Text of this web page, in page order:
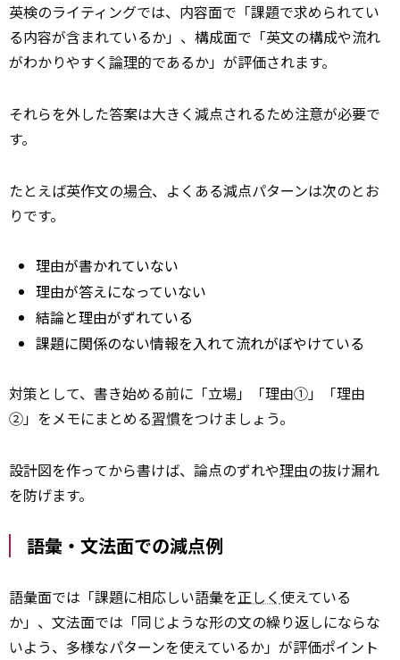
英検のライティングでは、内容面で「課題で求められてい
る内容が含まれているか」、構成面で「英文の構成や流れ
がわかりやすく論理的であるか」が評価されます。
それらを外した答案は大きく減点されるため注意が必要で
す。
たとえば英作文の場合、よくある減点パターンは次のとお
りです。
理由が書かれていない
理由が答えになっていない
結論と理由がずれている
課題に関係のない情報を入れて流れがぼやけている
対策として、書き始める前に「立場」「理由①」「理由
②」をメモにまとめる習慣をつけましょう。
設計図を作ってから書けば、論点のずれや理由の抜け漏れ
を防げます。
語彙・文法面での減点例
語彙面では「課題に相応しい語彙を正しく使えている
か」、文法面では「同じような形の文の繰り返しにならな
いよう、多様なパターンを使えているか」が評価ポイント